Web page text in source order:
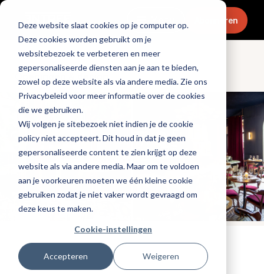
Deze website slaat cookies op je computer op.
Deze cookies worden gebruikt om je
websitebezoek te verbeteren en meer
gepersonaliseerde diensten aan je aan te bieden,
zowel op deze website als via andere media. Zie ons
Privacybeleid voor meer informatie over de cookies
die we gebruiken.
Wij volgen je sitebezoek niet indien je de cookie
policy niet accepteert. Dit houd in dat je geen
gepersonaliseerde content te zien krijgt op deze
website als via andere media. Maar om te voldoen
aan je voorkeuren moeten we één kleine cookie
gebruiken zodat je niet vaker wordt gevraagd om
deze keus te maken.
Cookie-instellingen
Accepteren Weigeren
Menu Abonneren
Openingen & design
Tags:nieuwe-zaken
Gepubliceerd op: 29 juni 2026